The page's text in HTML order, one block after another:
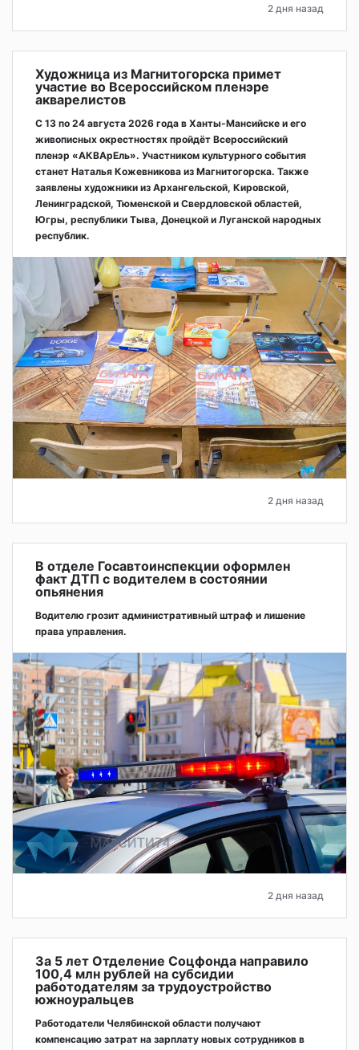
2 дня назад
Художница из Магнитогорска примет
участие во Всероссийском пленэре
акварелистов
С 13 по 24 августа 2026 года в Ханты-Мансийске и его
живописных окрестностях пройдёт Всероссийский
пленэр «АКВАрЕль». Участником культурного события
станет Наталья Кожевникова из Магнитогорска. Также
заявлены художники из Архангельской, Кировской,
Ленинградской, Тюменской и Свердловской областей,
Югры, республики Тыва, Донецкой и Луганской народных
республик.
2 дня назад
В отделе Госавтоинспекции оформлен
факт ДТП с водителем в состоянии
опьянения
Водителю грозит административный штраф и лишение
права управления.
2 дня назад
За 5 лет Отделение Соцфонда направило
100,4 млн рублей на субсидии
работодателям за трудоустройство
южноуральцев
Работодатели Челябинской области получают
компенсацию затрат на зарплату новых сотрудников в